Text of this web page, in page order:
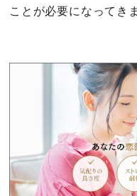
ことが必要になってき